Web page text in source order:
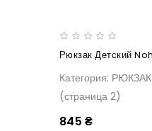
Рюкзак Детский
Категория:
(страница 2)
845 ₴